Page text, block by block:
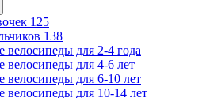
125
138
велосипеды для 2-4 года
велосипеды для 4-6 лет
велосипеды для 6-10 лет
велосипеды для 10-14 лет